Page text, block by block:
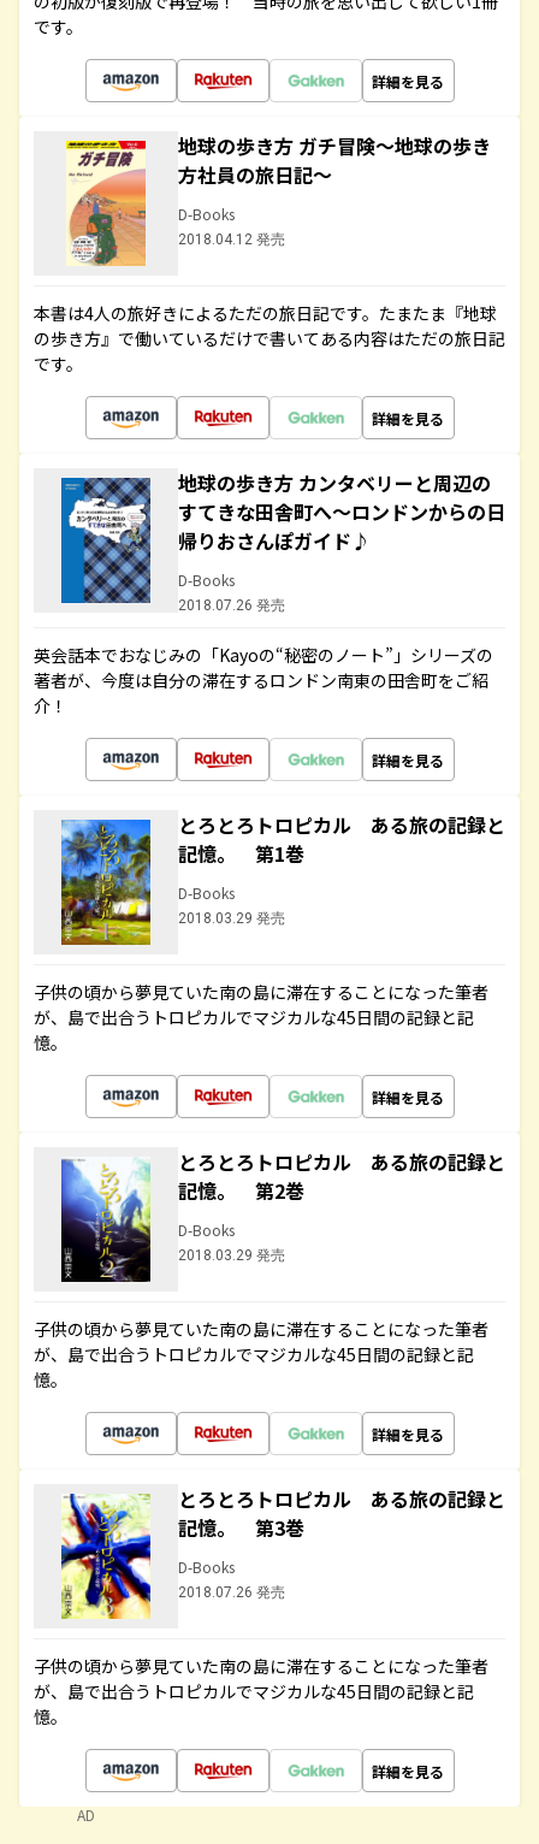
です。
詳細を見る
地球の歩き方 ガチ冒険～地球の歩き
方社員の旅日記～
D-Books
2018.04.12 発売
本書は4人の旅好きによるただの旅日記です。たまたま『地球
の歩き方』で働いているだけで書いてある内容はただの旅日記
です。
詳細を見る
地球の歩き方 カンタベリーと周辺の
すてきな田舎町へ～ロンドンからの日
帰りおさんぽガイド♪
D-Books
2018.07.26 発売
英会話本でおなじみの「Kayoの“秘密のノート”」シリーズの
著者が、今度は自分の滞在するロンドン南東の田舎町をご紹
介！
詳細を見る
とろとろトロピカル ある旅の記録と
記憶。 第1巻
D-Books
2018.03.29 発売
子供の頃から夢見ていた南の島に滞在することになった筆者
が、島で出合うトロピカルでマジカルな45日間の記録と記
憶。
詳細を見る
とろとろトロピカル ある旅の記録と
記憶。 第2巻
D-Books
2018.03.29 発売
子供の頃から夢見ていた南の島に滞在することになった筆者
が、島で出合うトロピカルでマジカルな45日間の記録と記
憶。
詳細を見る
とろとろトロピカル ある旅の記録と
記憶。 第3巻
D-Books
2018.07.26 発売
子供の頃から夢見ていた南の島に滞在することになった筆者
が、島で出合うトロピカルでマジカルな45日間の記録と記
憶。
詳細を見る
AD